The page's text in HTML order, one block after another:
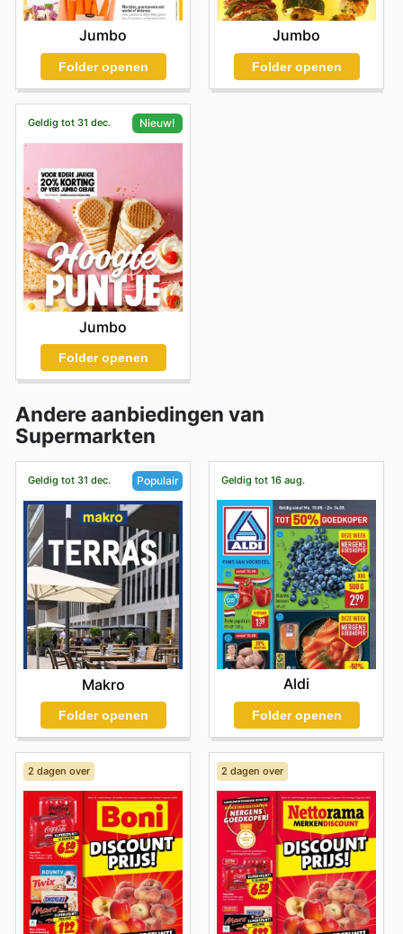
Jumbo
Folder openen
Jumbo
Folder openen
Geldig tot 31 dec. Nieuw!
Jumbo
Folder openen
Andere aanbiedingen van
Supermarkten
Geldig tot 31 dec. Populair
Makro
Folder openen
Geldig tot 16 aug.
Aldi
Folder openen
2 dagen over 2 dagen over